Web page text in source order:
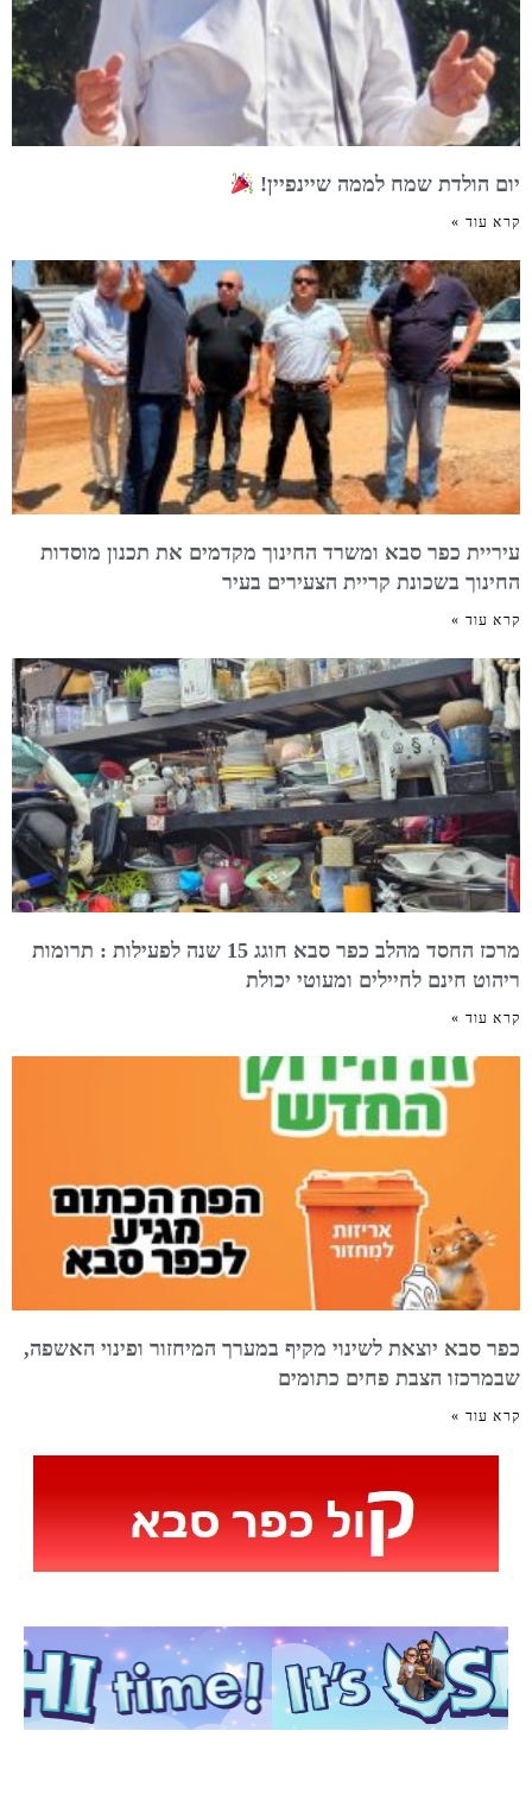
יום הולדת שמח לממה שיינפיין!
קרא עוד »
עיריית כפר סבא ומשרד החינוך מקדמים את תכנון מוסדות
החינוך בשכונת קריית הצעירים בעיר
קרא עוד »
מרכז החסד מהלב כפר סבא חוגג 15 שנה לפעילות : תרומות
ריהוט חינם לחיילים ומעוטי יכולת
קרא עוד »
כפר סבא יוצאת לשינוי מקיף במערך המיחזור ופינוי האשפה,
שבמרכזו הצבת פחים כתומים
קרא עוד »